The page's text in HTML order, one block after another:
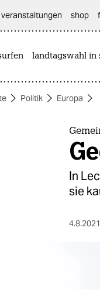
veranstaltungen shop
landtagswahl in
Politik Europa
In
sie
4.8.2021